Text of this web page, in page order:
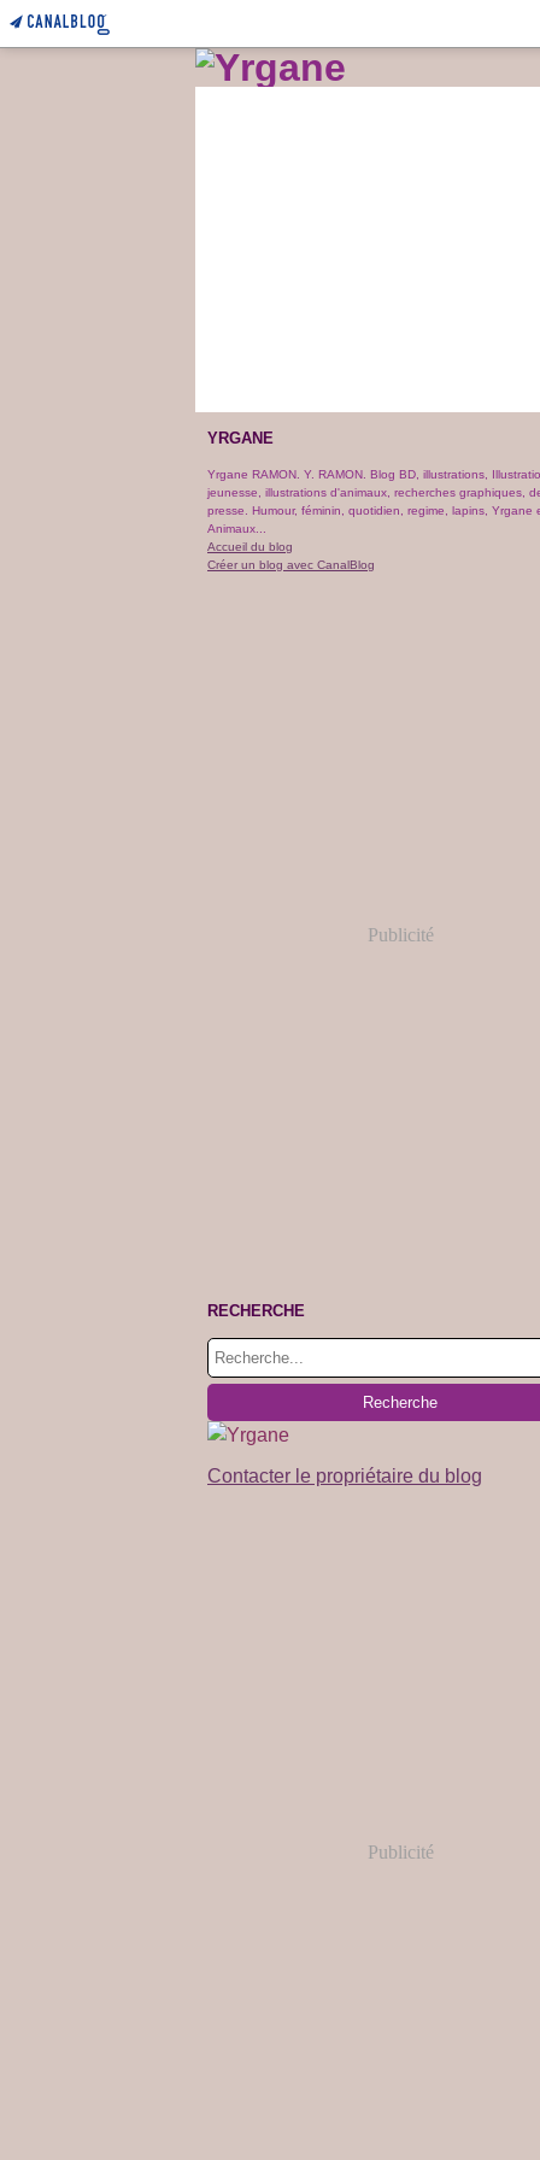
YRGANE
Yrgane RAMON. Y. RAMON. Blog BD, illustrations,
jeunesse, illustrations d'animaux, recherches graphiques,
presse. Humour, féminin, quotidien, regime, lapins, Yrgane
Animaux...
Accueil du blog
Créer un blog avec CanalBlog
Publicité
RECHERCHE
Contacter le propriétaire du blog
Publicité